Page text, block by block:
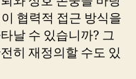
협력적 접근 방식을
날 수 있습니까? 그
히 재정의할 수도 있